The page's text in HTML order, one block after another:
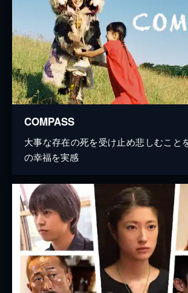
COMPASS
大事な存在の死を受け止め悲しむこと
の幸福を実感